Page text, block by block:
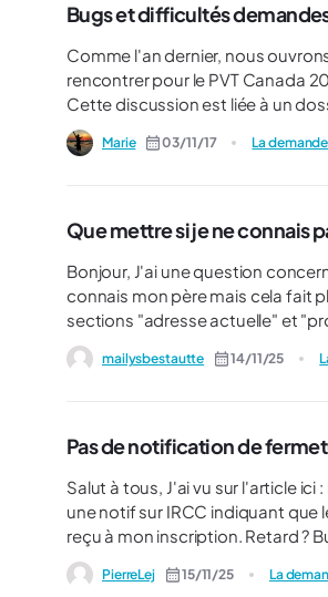
Bugs et difficultés
Comme l'an dernier, nous
rencontrer pour le PVT Canada
Cette discussion est liée à un
bugs et problèmes sur l'interface pour EIC (PVT, JP, Stage
poser une question sur la suite
modifier un élément de ma demande, mais je n'y
ou mon nom d'utilisateur...
Marie 03/11/17 La
Que mettre si je ne connais
Bonjour, J'ai une question concernant les informations à fournir pour le document "Renseignements sur la famille". Je
connais mon père mais cela fait
sections "adresse actuelle" et
Cordialement.
mailysbestautte 14/11/25
Pas de notification de
Salut à tous, J'ai vu sur l'article ici : EIC & PVT Canada 2025 : saison terminee ! -- qu'on est censé avoir reçu un mail et
une notif sur IRCC indiquant que le bassin est fermé,
PierreLej 15/11/25 La